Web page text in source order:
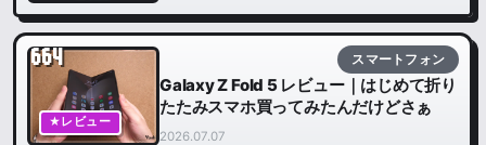
★レビュー
664 スマートフォン
Galaxy Z Fold 5 レビュー｜はじめて折り
たたみスマホ買ってみたんだけどさぁ
2026.07.07